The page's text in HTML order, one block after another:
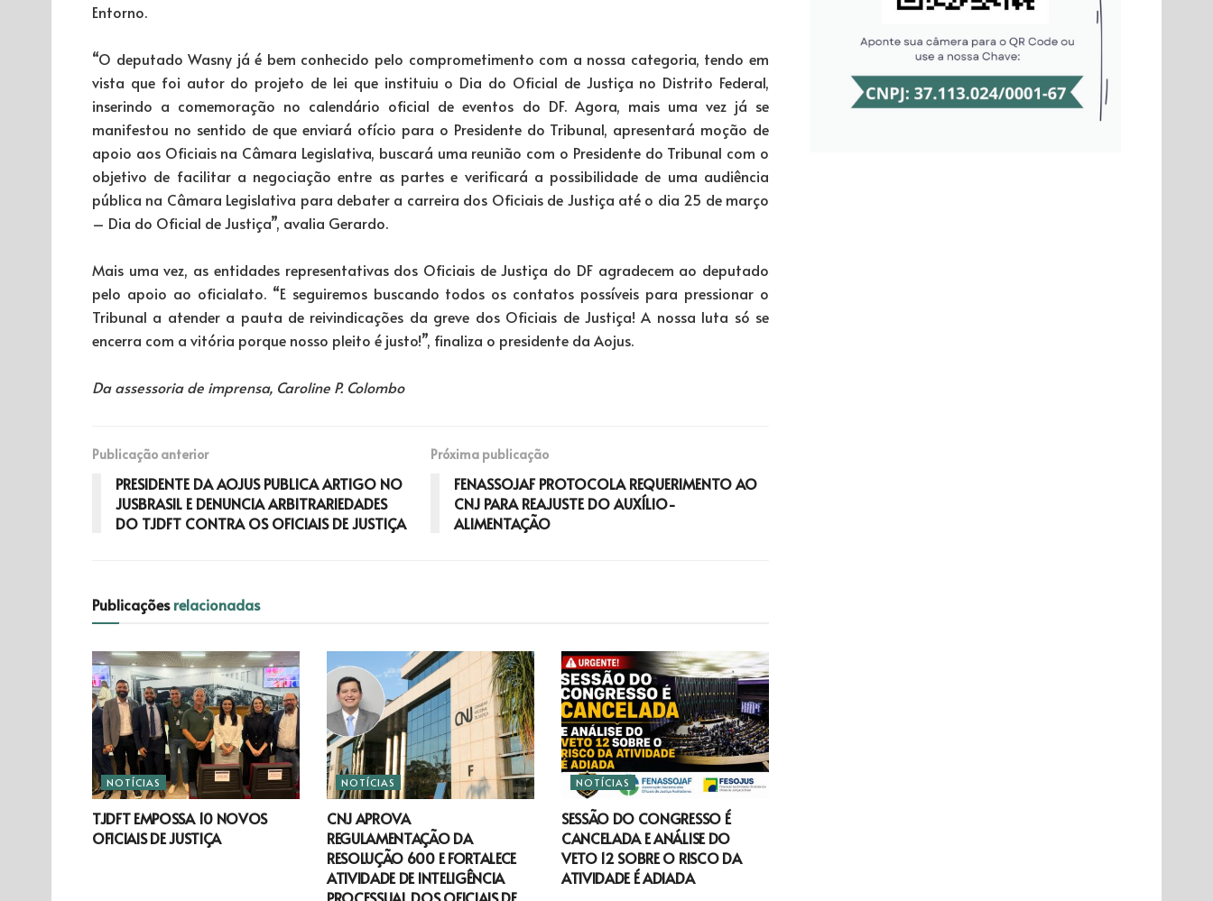
Entorno.
“O deputado Wasny já é bem conhecido pelo comprometimento com a nossa categoria, tendo em
vista que foi autor do projeto de lei que instituiu o Dia do Oficial de Justiça no Distrito Federal,
inserindo a comemoração no calendário oficial de eventos do DF. Agora, mais uma vez já se
manifestou no sentido de que enviará ofício para o Presidente do Tribunal, apresentará moção de
apoio aos Oficiais na Câmara Legislativa, buscará uma reunião com o Presidente do Tribunal com o
objetivo de facilitar a negociação entre as partes e verificará a possibilidade de uma audiência
pública na Câmara Legislativa para debater a carreira dos Oficiais de Justiça até o dia 25 de março
– Dia do Oficial de Justiça”, avalia Gerardo.
Mais uma vez, as entidades representativas dos Oficiais de Justiça do DF agradecem ao deputado
pelo apoio ao oficialato. “E seguiremos buscando todos os contatos possíveis para pressionar o
Tribunal a atender a pauta de reivindicações da greve dos Oficiais de Justiça! A nossa luta só se
encerra com a vitória porque nosso pleito é justo!”, finaliza o presidente da Aojus.
Da assessoria de imprensa, Caroline P. Colombo
Publicação anterior
PRESIDENTE DA AOJUS PUBLICA ARTIGO NO
JUSBRASIL E DENUNCIA ARBITRARIEDADES
DO TJDFT CONTRA OS OFICIAIS DE JUSTIÇA
Próxima publicação
FENASSOJAF PROTOCOLA REQUERIMENTO AO
CNJ PARA REAJUSTE DO AUXÍLIO-
ALIMENTAÇÃO
Publicaçõesrelacionadas
NOTÍCIAS
TJDFT EMPOSSA 10 NOVOS
OFICIAIS DE JUSTIÇA
NOTÍCIAS
CNJ APROVA
REGULAMENTAÇÃO DA
RESOLUÇÃO 600 E FORTALECE
ATIVIDADE DE INTELIGÊNCIA
NOTÍCIAS
SESSÃO DO CONGRESSO É
CANCELADA E ANÁLISE DO
VETO 12 SOBRE O RISCO DA
ATIVIDADE É ADIADA